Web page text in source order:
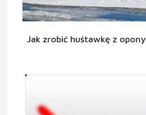
Jak zrobić huśtawkę z opony